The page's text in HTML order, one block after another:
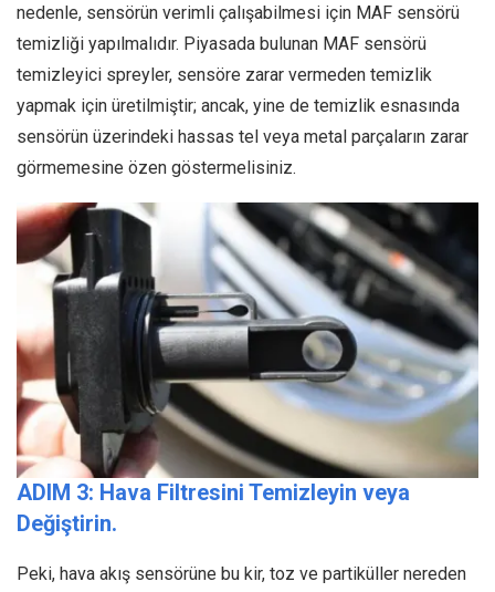
nedenle, sensörün verimli çalışabilmesi için MAF sensörü
temizliği yapılmalıdır. Piyasada bulunan MAF sensörü
temizleyici spreyler, sensöre zarar vermeden temizlik
yapmak için üretilmiştir; ancak, yine de temizlik esnasında
sensörün üzerindeki hassas tel veya metal parçaların zarar
görmemesine özen göstermelisiniz.
ADIM 3: Hava Filtresini Temizleyin veya
Değiştirin.
Peki, hava akış sensörüne bu kir, toz ve partiküller nereden